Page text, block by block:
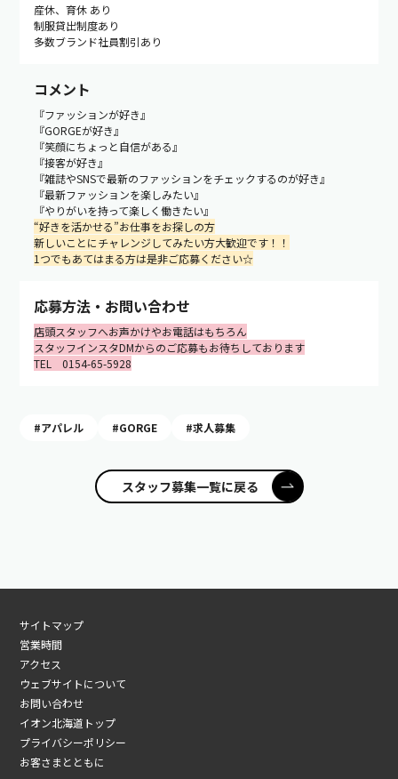
産休、育休 あり
制服貸出制度あり
多数ブランド社員割引あり
コメント
『ファッションが好き』
『GORGEが好き』
『笑顔にちょっと自信がある』
『接客が好き』
『雑誌やSNSで最新のファッションをチェックするのが好き』
『最新ファッションを楽しみたい』
『やりがいを持って楽しく働きたい』
“好きを活かせる”お仕事をお探しの方
新しいことにチャレンジしてみたい方大歓迎です！！
1つでもあてはまる方は是非ご応募ください☆
応募方法・ お問い合わせ
店頭スタッフへお声かけやお電話はもちろん
スタッフインスタDMからのご応募もお待ちしております
TEL 0154-65-5928
#アパレル #GORGE #求人募集
スタッフ募集一覧に戻る
サイトマップ
営業時間
アクセス
ウェブサイトについて
お問い合わせ
イオン北海道トップ
プライバシーポリシー
お客さまとともに